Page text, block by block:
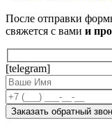
После отправки
свяжется с вами и
[telegram]